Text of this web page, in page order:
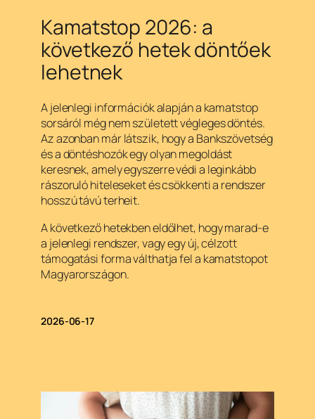
Kamatstop 2026: a
következő hetek döntőek
lehetnek
A jelenlegi információk alapján a kamatstop
sorsáról még nem született végleges döntés.
Az azonban már látszik, hogy a Bankszövetség
és a döntéshozók egy olyan megoldást
keresnek, amely egyszerre védi a leginkább
rászoruló hiteleseket és csökkenti a rendszer
hosszú távú terheit.
A következő hetekben eldőlhet, hogy marad-e
a jelenlegi rendszer, vagy egy új, célzott
támogatási forma válthatja fel a kamatstopot
Magyarországon.
2026-06-17